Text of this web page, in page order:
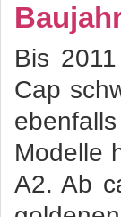
Bis
Cap
Modelle
A2. Ab